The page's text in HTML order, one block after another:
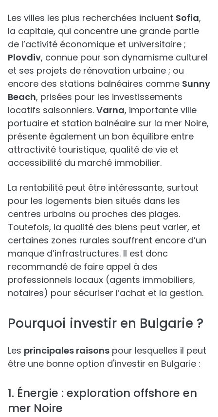
Les villes les plus recherchées incluent Sofia,
la capitale, qui concentre une grande partie
de l’activité économique et universitaire ;
Plovdiv, connue pour son dynamisme culturel
et ses projets de rénovation urbaine ; ou
encore des stations balnéaires comme Sunny
Beach, prisées pour les investissements
locatifs saisonniers. Varna, importante ville
portuaire et station balnéaire sur la mer Noire,
présente également un bon équilibre entre
attractivité touristique, qualité de vie et
accessibilité du marché immobilier.
La rentabilité peut être intéressante, surtout
pour les logements bien situés dans les
centres urbains ou proches des plages.
Toutefois, la qualité des biens peut varier, et
certaines zones rurales souffrent encore d’un
manque d’infrastructures. Il est donc
recommandé de faire appel à des
professionnels locaux (agents immobiliers,
notaires) pour sécuriser l’achat et la gestion.
Pourquoi investir en Bulgarie ?
Les principales raisons pour lesquelles il peut
être une bonne option d'investir en Bulgarie :
1. Énergie : exploration offshore en
mer Noire